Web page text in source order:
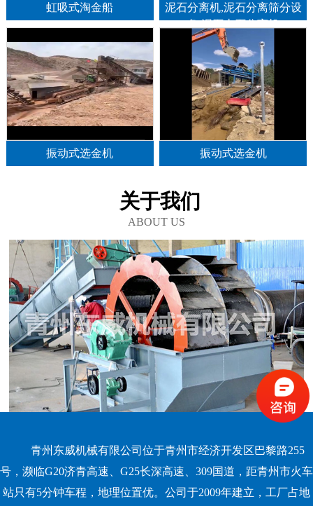
虹吸式淘金船
泥石分离机,泥石分离筛分设
备,泥石土石分离机
振动式选金机 振动式选金机
关于我们
ABOUT US
青州东威机械有限公司位于青州市经济开发区巴黎路255
号，濒临G20济青高速、G25长深高速、309国道，距青州市火车
站只有5分钟车程，地理位置优。公司于2009年建立，工厂占地